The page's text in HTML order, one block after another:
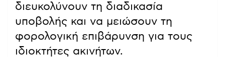
διευκολύνουν τη διαδικασία
υποβολής και να μειώσουν τη
φορολογική επιβάρυνση για τους
ιδιοκτήτες ακινήτων.